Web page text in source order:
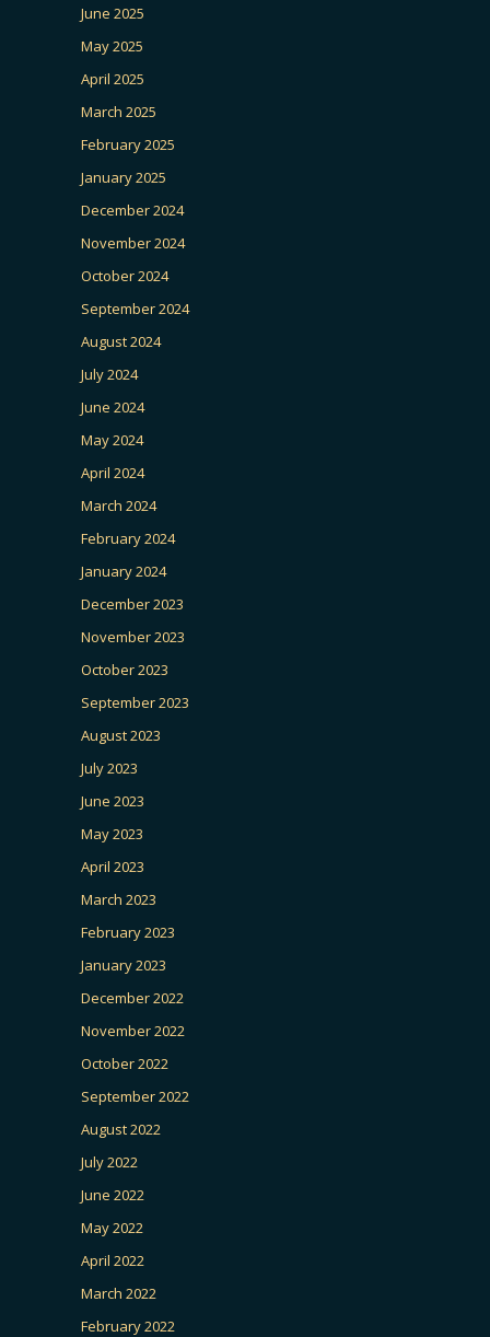
June 2025
May 2025
April 2025
March 2025
February 2025
January 2025
December 2024
November 2024
October 2024
September 2024
August 2024
July 2024
June 2024
May 2024
April 2024
March 2024
February 2024
January 2024
December 2023
November 2023
October 2023
September 2023
August 2023
July 2023
June 2023
May 2023
April 2023
March 2023
February 2023
January 2023
December 2022
November 2022
October 2022
September 2022
August 2022
July 2022
June 2022
May 2022
April 2022
March 2022
February 2022